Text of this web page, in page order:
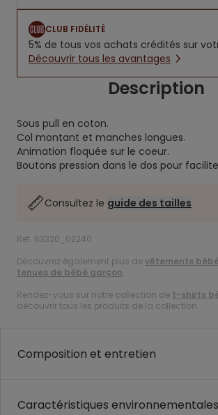
CLUB FIDÉLITÉ
5% de tous vos achats crédités sur
Découvrir tous les avantages
Description
Sous pull en coton.
Col montant et manches longues.
Animation floquée sur le coeur.
Boutons pression dans le dos pour
Consultez le guide des tailles
Ref. 63320_02240
Découvrez également plus devêtements
tenues de bébé garçon.
Rendez-vous sur notre collection de t-shirts
découvrir tous les produits de la collection.
Composition et entretien
Caractéristiques environnementales